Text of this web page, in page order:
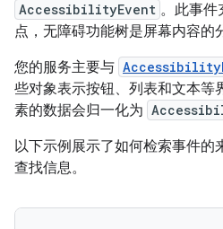
AccessibilityEvent 。此事件
点，无障碍功能树是屏幕内容的
您的服务主要与
些对象表示按钮、列表和文本等
素的数据会归一化为
以下示例展示了如何检索事件的
查找信息。